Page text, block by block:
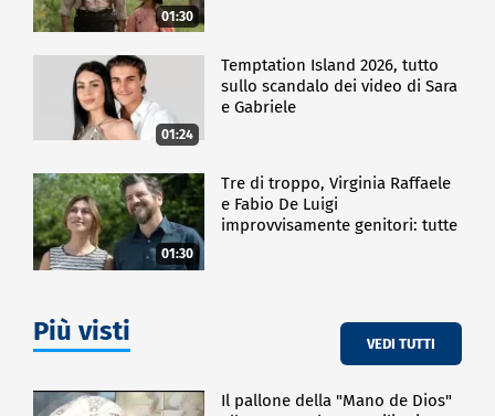
01:30
01:24
Temptation Island 2026, tutto
sullo scandalo dei video di Sara
e Gabriele
01:30
Tre di troppo, Virginia Raffaele
e Fabio De Luigi
improvvisamente genitori: tutte
Più visti VEDI TUTTI
Il pallone della "Mano de Dios"